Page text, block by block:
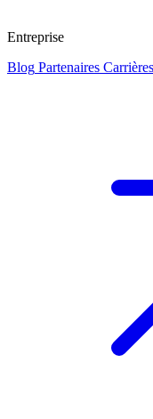
Entreprise
Blog Partenaires Carrières